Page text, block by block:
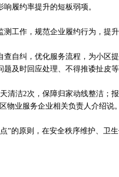
履约率提升的短板弱项。
工作，规范企业履约行为，提升
自纠，优化服务流程，为小区
及时回应处理、不得推诿扯皮等
清洁2次，保障归家动线整洁；
业服务企业相关负责人介绍说。
”的原则，在安全秩序维护、卫